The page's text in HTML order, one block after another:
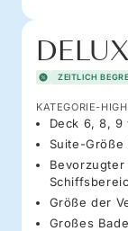
ZEITLICH
KATEGORIE-
Deck 6, 8, 9
Suite-
Größe der
Großes